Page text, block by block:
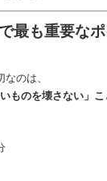
最も重要な
のは、
ものを壊さない」こ